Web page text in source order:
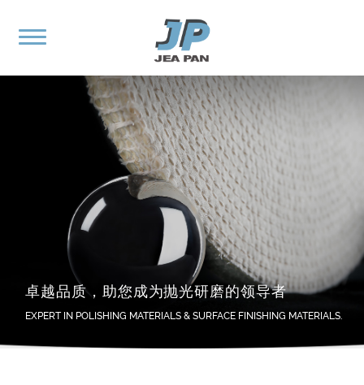
领先全球金属研磨材料品牌
日本KOYO光阳社台湾总代理-吉本布轮
卓越品质，助您成为抛光研磨的领导者
EXPERT IN POLISHING MATERIALS & SURFACE FINISHING MATERIALS.
最全面的产品，专业解决方案，超越你的期待
OUR VARIOUS PRODUCTS & SPECIALIZED CONSULTATION WILL EXCEED
领先全球金属研磨材料品牌
日本KOYO光阳社台湾总代理-吉本布轮
卓越品质，助您成为抛光研磨的领导者
EXPERT IN POLISHING MATERIALS & SURFACE FINISHING MATERIALS.